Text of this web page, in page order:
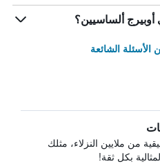
ألساسيين؟
الشائعة
من ملايين النزلاء، مثلك
بكل ثقة!